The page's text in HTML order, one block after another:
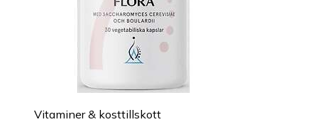
Vitaminer & kosttillskott